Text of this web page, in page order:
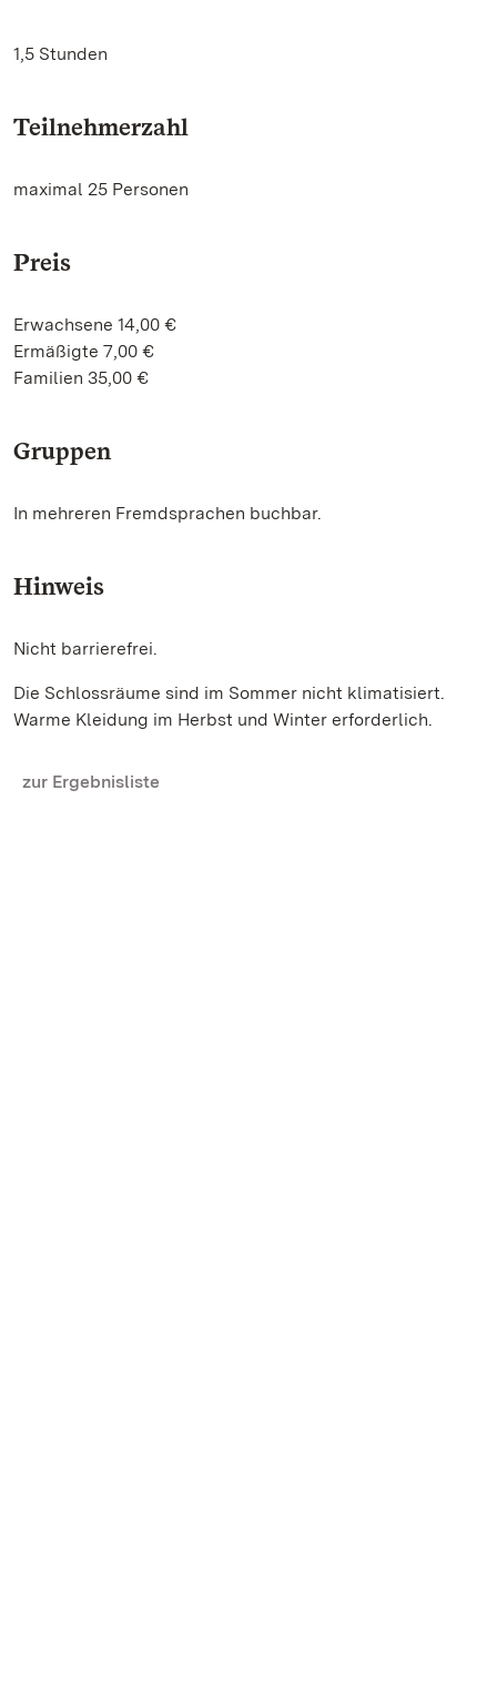
1,5 Stunden
Teilnehmerzahl
maximal 25 Personen
Preis
Erwachsene 14,00 €
Ermäßigte 7,00 €
Familien 35,00 €
Gruppen
In mehreren Fremdsprachen buchbar.
Hinweis
Nicht barrierefrei.
Die Schlossräume sind im Sommer nicht klimatisiert.
Warme Kleidung im Herbst und Winter erforderlich.
zur Ergebnisliste